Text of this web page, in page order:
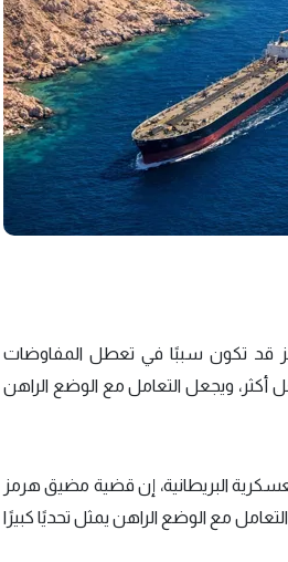
قد تكون سببًا في تعطل المفاوضات
أكثر، ويجعل التعامل مع الوضع الراهن
البريطانية، إن قضية مضيق هرمز
مع الوضع الراهن يمثل تحديًا كبيرًا